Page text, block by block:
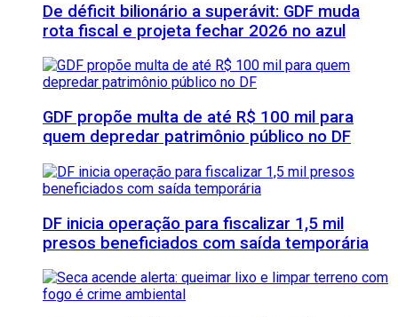
De déficit bilionário a superávit: GDF muda
rota fiscal e projeta fechar 2026 no azul
GDF propõe multa de até R$ 100 mil para
quem depredar patrimônio público no DF
DF inicia operação para fiscalizar 1,5 mil
presos beneficiados com saída temporária